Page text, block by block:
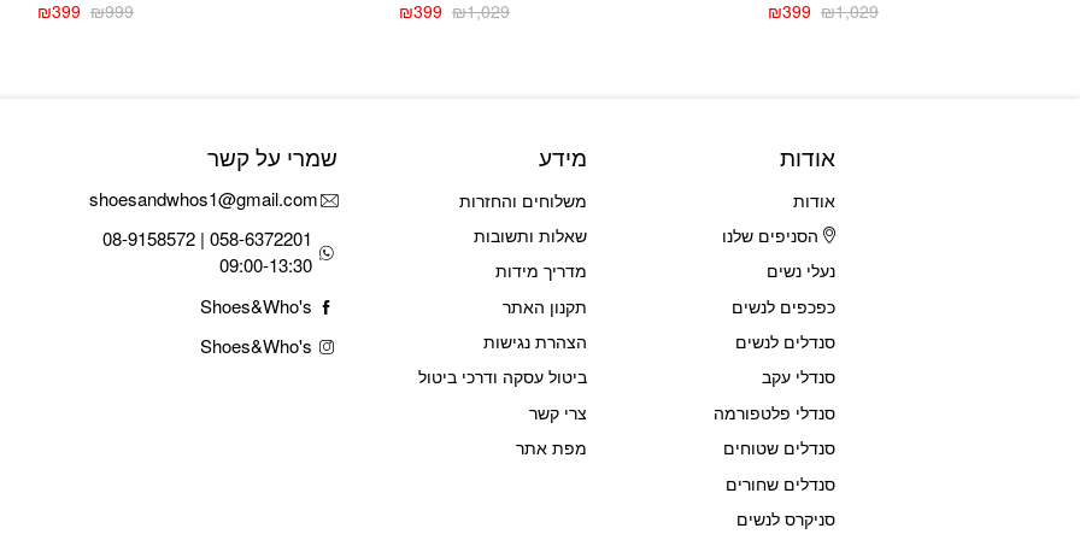
₪1,029 המחיר₪399
המחיר
₪1,029 המחיר₪399
המחיר
₪999
המחיר
₪399
המחיר
אודות
אודות
הסניפים שלנו
נעלי נשים
כפכפים לנשים
סנדלים לנשים
סנדלי עקב
סנדלי פלטפורמה
סנדלים שטוחים
סנדלים שחורים
סניקרס לנשים
מידע
משלוחים והחזרות
שאלות ותשובות
מדריך מידות
תקנון האתר
הצהרת נגישות
ביטול עסקה ודרכי ביטול
צרי קשר
מפת אתר
שמרי על קשר
shoesandwhos1@gmail.com
058-6372201 | 08-9158572
09:00-13:30
Shoes&Who's
Shoes&Who's